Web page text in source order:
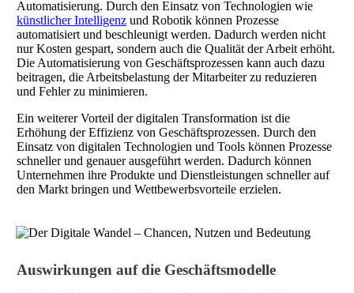
Automatisierung. Durch den Einsatz von Technologien wie
künstlicher Intelligenz und Robotik können Prozesse
automatisiert und beschleunigt werden. Dadurch werden nicht
nur Kosten gespart, sondern auch die Qualität der Arbeit erhöht.
Die Automatisierung von Geschäftsprozessen kann auch dazu
beitragen, die Arbeitsbelastung der Mitarbeiter zu reduzieren
und Fehler zu minimieren.
Ein weiterer Vorteil der digitalen Transformation ist die
Erhöhung der Effizienz von Geschäftsprozessen. Durch den
Einsatz von digitalen Technologien und Tools können Prozesse
schneller und genauer ausgeführt werden. Dadurch können
Unternehmen ihre Produkte und Dienstleistungen schneller auf
den Markt bringen und Wettbewerbsvorteile erzielen.
Auswirkungen auf die Geschäftsmodelle